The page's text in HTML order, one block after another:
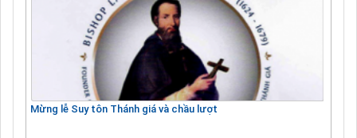
Mừng lễ Suy tôn Thánh giá và chầu lượt